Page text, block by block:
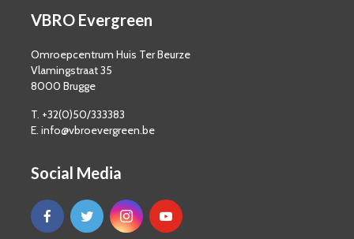
VBRO Evergreen
Omroepcentrum Huis Ter Beurze
Vlamingstraat 35
8000 Brugge
T. +32(0)50/333383
E. info@vbroevergreen.be
Social Media